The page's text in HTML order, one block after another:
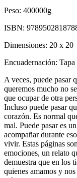
Peso: 400000g
ISBN:
Dimensiones: 20 x 20
Encuadernación: Tapa
A veces, puede pasar
queremos mucho no
que ocupar de otra
Incluso puede pasar
corazón. Es normal
mal. Puede pasar es
acompañar durante
vivir. Estas páginas
emociones, un relato
demuestra que en los
quienes amamos y